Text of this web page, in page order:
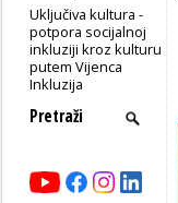
Uključiva kultura -
potpora socijalnoj
inkluziji kroz kulturu
putem Vijenca
Inkluzija